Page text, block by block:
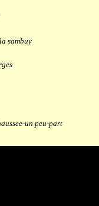
sambuy
un peu-part